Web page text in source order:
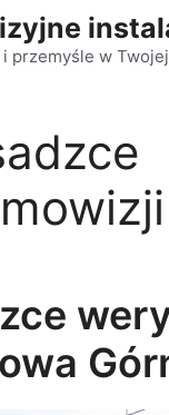
przemyśle w